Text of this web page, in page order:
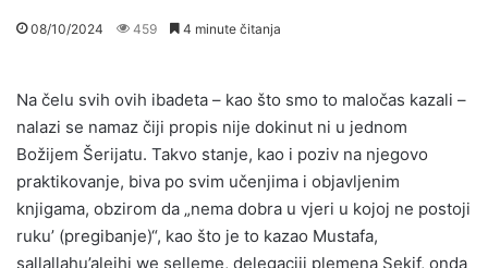
08/10/2024 459 4 minute čitanja
Na čelu svih ovih ibadeta – kao što smo to maločas kazali –
nalazi se namaz čiji propis nije dokinut ni u jednom
Božijem Šerijatu. Takvo stanje, kao i poziv na njegovo
praktikovanje, biva po svim učenjima i objavljenim
knjigama, obzirom da „nema dobra u vjeri u kojoj ne postoji
ruku’ (pregibanje)“, kao što je to kazao Mustafa,
sallallahu’alejhi we selleme, delegaciji plemena Sekif, onda